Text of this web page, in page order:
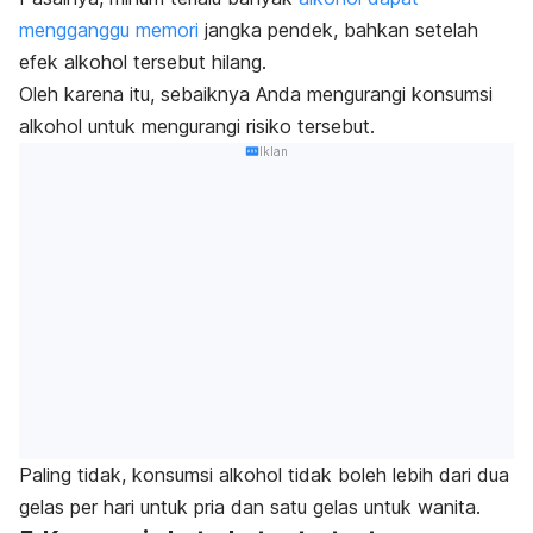
mengganggu memori jangka pendek, bahkan setelah
efek alkohol tersebut hilang.
Oleh karena itu, sebaiknya Anda mengurangi konsumsi
alkohol untuk mengurangi risiko tersebut.
Iklan
Paling tidak, konsumsi alkohol tidak boleh lebih dari dua
gelas per hari untuk pria dan satu gelas untuk wanita.